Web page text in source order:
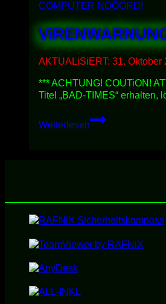
COMPUTER NÖÖÖRD!
AKTUALiSiERT: 31. Oktober
*** ACHTUNG! COUTiON!
Titel „BAD-TIMES“ erhalten,
Weiterlesen